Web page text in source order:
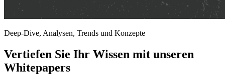
Deep-Dive, Analysen, Trends und Konzepte
Vertiefen Sie Ihr Wissen mit unseren
Whitepapers